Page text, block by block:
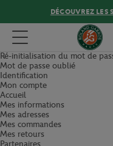
DÉCOUVREZ LES
Toggle navigation
Ré-initialisation du mot de
Mot de passe oublié
Identification
Mon compte
Accueil
Mes informations
Mes adresses
Mes commandes
Mes retours
Partenaires